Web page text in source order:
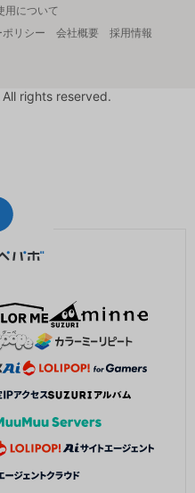
用について
リシー 会社概要
採用情報
rights reserved.